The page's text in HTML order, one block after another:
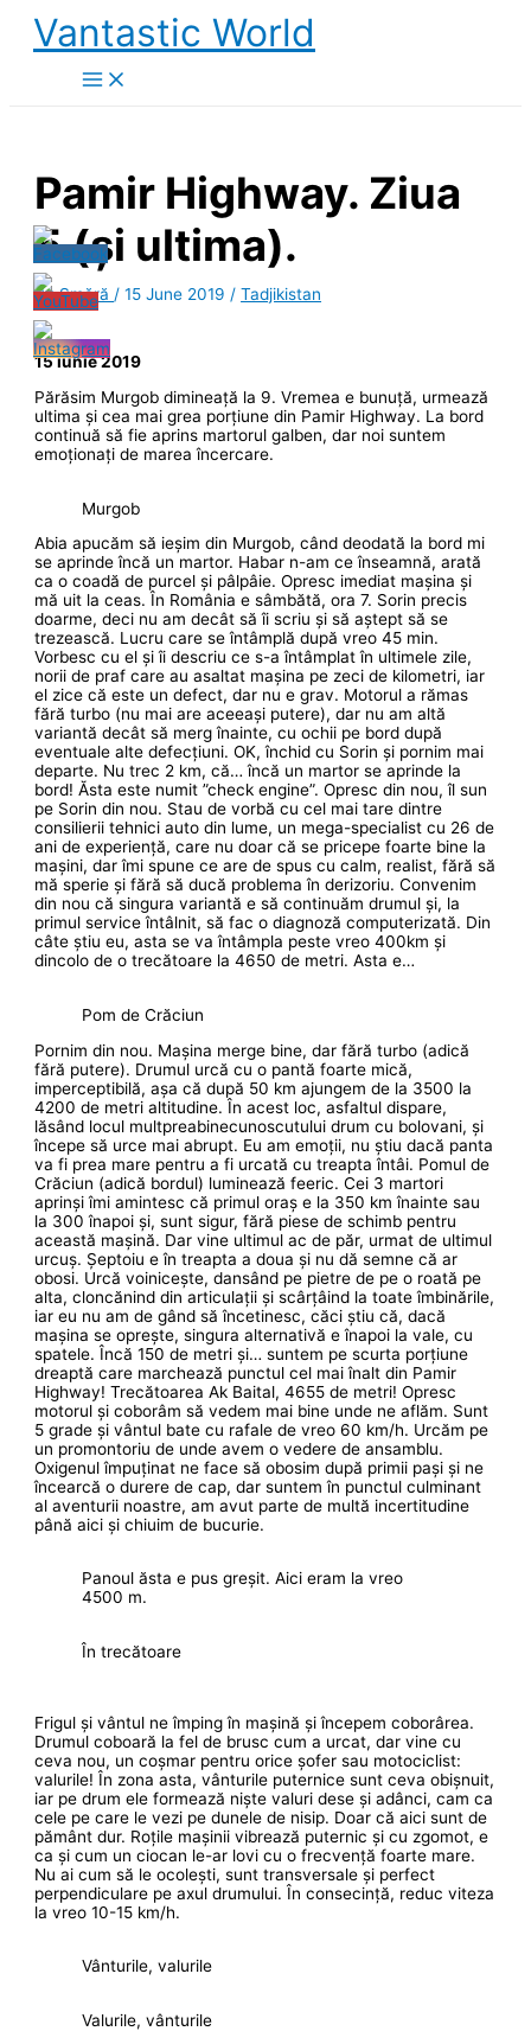
Skip
content
Vantastic World
Pamir Highway. Ziua
5 (și ultima).
BySmără /15 June 2019 /Tadjikistan
15 iunie 2019
Părăsim Murgob dimineață la 9. Vremea e bunuță, urmează
ultima și cea mai grea porțiune din Pamir Highway. La bord
continuă să fie aprins martorul galben, dar noi suntem
emoționați de marea încercare.
Murgob
Abia apucăm să ieșim din Murgob, când deodată la bord mi
se aprinde încă un martor. Habar n-am ce înseamnă, arată
ca o coadă de purcel și pâlpâie. Opresc imediat mașina și
mă uit la ceas. În România e sâmbătă, ora 7. Sorin precis
doarme, deci nu am decât să îi scriu și să aștept să se
trezească. Lucru care se întâmplă după vreo 45 min.
Vorbesc cu el și îi descriu ce s-a întâmplat în ultimele zile,
norii de praf care au asaltat mașina pe zeci de kilometri, iar
el zice că este un defect, dar nu e grav. Motorul a rămas
fără turbo (nu mai are aceeași putere), dar nu am altă
variantă decât să merg înainte, cu ochii pe bord după
eventuale alte defecțiuni. OK, închid cu Sorin și pornim mai
departe. Nu trec 2 km, că… încă un martor se aprinde la
bord! Ăsta este numit ”check engine”. Opresc din nou, îl sun
pe Sorin din nou. Stau de vorbă cu cel mai tare dintre
consilierii tehnici auto din lume, un mega-specialist cu 26 de
ani de experiență, care nu doar că se pricepe foarte bine la
mașini, dar îmi spune ce are de spus cu calm, realist, fără să
mă sperie și fără să ducă problema în derizoriu. Convenim
din nou că singura variantă e să continuăm drumul și, la
primul service întâlnit, să fac o diagnoză computerizată. Din
câte știu eu, asta se va întâmpla peste vreo 400km și
dincolo de o trecătoare la 4650 de metri. Asta e…
Pom de Crăciun
Pornim din nou. Mașina merge bine, dar fără turbo (adică
fără putere). Drumul urcă cu o pantă foarte mică,
imperceptibilă, așa că după 50 km ajungem de la 3500 la
4200 de metri altitudine. În acest loc, asfaltul dispare,
lăsând locul multpreabinecunoscutului drum cu bolovani, și
începe să urce mai abrupt. Eu am emoții, nu știu dacă panta
va fi prea mare pentru a fi urcată cu treapta întâi. Pomul de
Crăciun (adică bordul) luminează feeric. Cei 3 martori
aprinși îmi amintesc că primul oraș e la 350 km înainte sau
la 300 înapoi și, sunt sigur, fără piese de schimb pentru
această mașină. Dar vine ultimul ac de păr, urmat de ultimul
urcuș. Șeptoiu e în treapta a doua și nu dă semne că ar
obosi. Urcă voinicește, dansând pe pietre de pe o roată pe
alta, cloncănind din articulații și scârțâind la toate îmbinările,
iar eu nu am de gând să încetinesc, căci știu că, dacă
mașina se oprește, singura alternativă e înapoi la vale, cu
spatele. Încă 150 de metri și… suntem pe scurta porțiune
dreaptă care marchează punctul cel mai înalt din Pamir
Highway! Trecătoarea Ak Baital, 4655 de metri! Opresc
motorul și coborâm să vedem mai bine unde ne aflăm. Sunt
5 grade și vântul bate cu rafale de vreo 60 km/h. Urcăm pe
un promontoriu de unde avem o vedere de ansamblu.
Oxigenul împuținat ne face să obosim după primii pași și ne
încearcă o durere de cap, dar suntem în punctul culminant
al aventurii noastre, am avut parte de multă incertitudine
până aici și chiuim de bucurie.
Panoul ăsta e pus greșit. Aici eram la vreo
4500 m.
În trecătoare
Frigul și vântul ne împing în mașină și începem coborârea.
Drumul coboară la fel de brusc cum a urcat, dar vine cu
ceva nou, un coșmar pentru orice șofer sau motociclist:
valurile! În zona asta, vânturile puternice sunt ceva obișnuit,
iar pe drum ele formează niște valuri dese și adânci, cam ca
cele pe care le vezi pe dunele de nisip. Doar că aici sunt de
pământ dur. Roțile mașinii vibrează puternic și cu zgomot, e
ca și cum un ciocan le-ar lovi cu o frecvență foarte mare.
Nu ai cum să le ocolești, sunt transversale și perfect
perpendiculare pe axul drumului. În consecință, reduc viteza
la vreo 10-15 km/h.
Vânturile, valurile
Valurile, vânturile